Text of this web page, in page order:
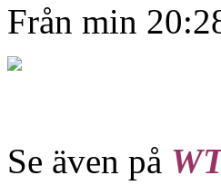
Från min
Se även på